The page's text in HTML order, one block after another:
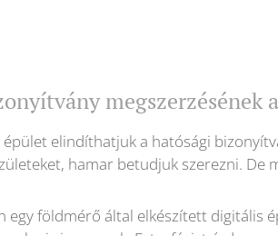
megszerzésének
elindíthatjuk a hatósági
hamar betudjuk szerezni. De
egy földmérő által elkészített digitális